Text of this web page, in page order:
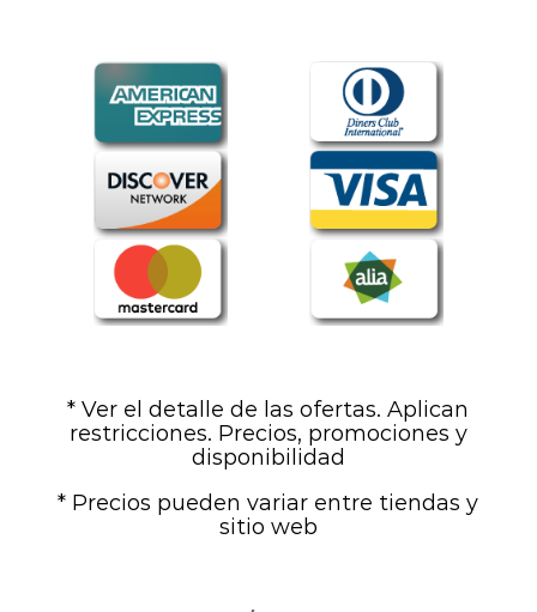
* Ver el detalle de las ofertas. Aplican
restricciones. Precios, promociones y
disponibilidad
* Precios pueden variar entre tiendas y
sitio web